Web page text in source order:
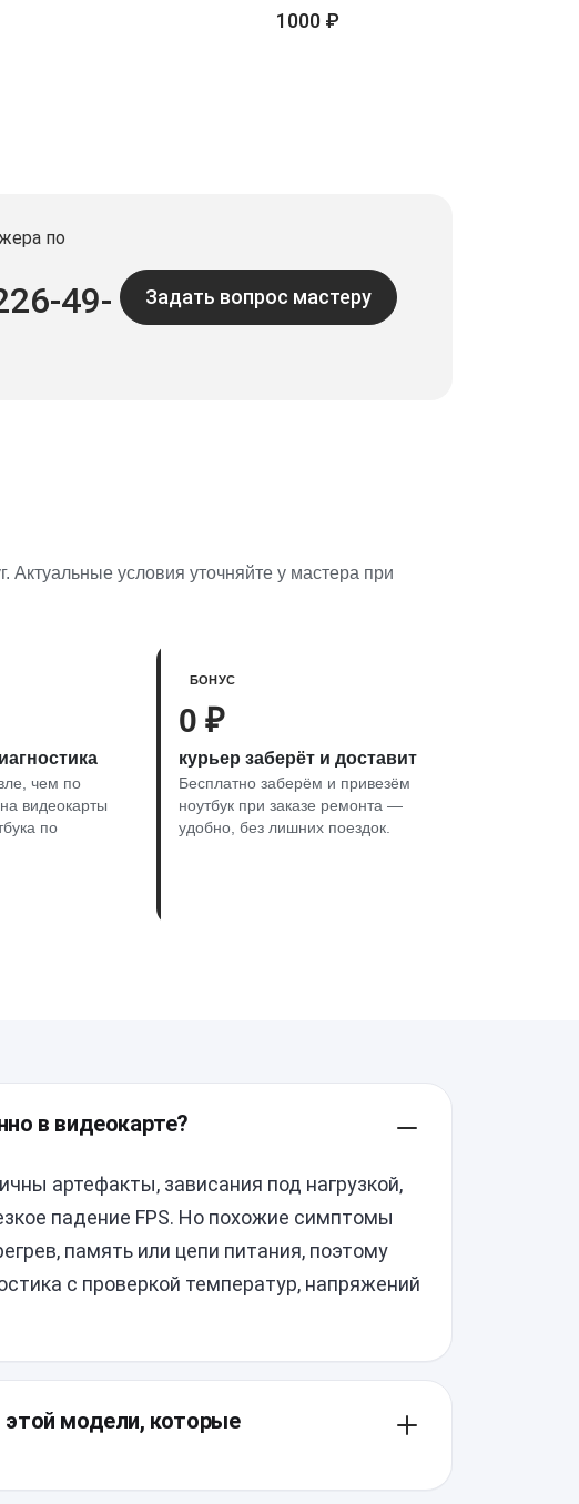
1000 ₽
по
49-
Задать вопрос мастеру
условия уточняйте у мастера при
чем по
видеокарты
по
БОНУС
0 ₽
курьер заберёт и доставит
Бесплатно заберём и привезём
ноутбук при заказе ремонта —
удобно, без лишних поездок.
в видеокарте?
артефакты, зависания под нагрузкой,
падение FPS. Но похожие симптомы
память или цепи питания, поэтому
с проверкой температур, напряжений
этой модели, которые